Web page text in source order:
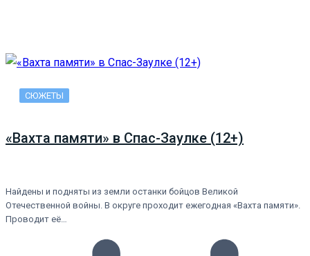
СЮЖЕТЫ
«Вахта памяти» в Спас-Заулке (12+)
Найдены и подняты из земли останки бойцов Великой
Отечественной войны. В округе проходит ежегодная «Вахта памяти».
Проводит её…